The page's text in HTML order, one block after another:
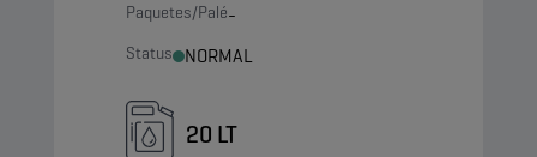
Paquetes/Palé-
Status NORMAL
20 LT